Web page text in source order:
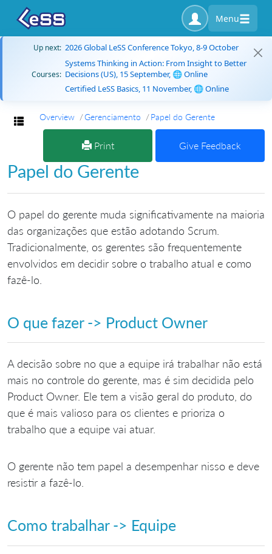
Menu
Up next: 2026 Global LeSS Conference Tokyo, 8-9 October
Courses:
Systems Thinking in Action: From Insight to Better
Decisions (US), 15 September, 🌐 Online
Certified LeSS Basics, 11 November, 🌐 Online
Toggle navigation
Overview Gerenciamento Papel do Gerente
Print Give Feedback
Papel do Gerente
O papel do gerente muda significativamente na maioria
das organizações que estão adotando Scrum.
Tradicionalmente, os gerentes são frequentemente
envolvidos em decidir sobre o trabalho atual e como
fazê-lo.
O que fazer -> Product Owner
A decisão sobre no que a equipe irá trabalhar não está
mais no controle do gerente, mas é sim decidida pelo
Product Owner. Ele tem a visão geral do produto, do
que é mais valioso para os clientes e prioriza o
trabalho que a equipe vai atuar.
O gerente não tem papel a desempenhar nisso e deve
resistir a fazê-lo.
Como trabalhar -> Equipe